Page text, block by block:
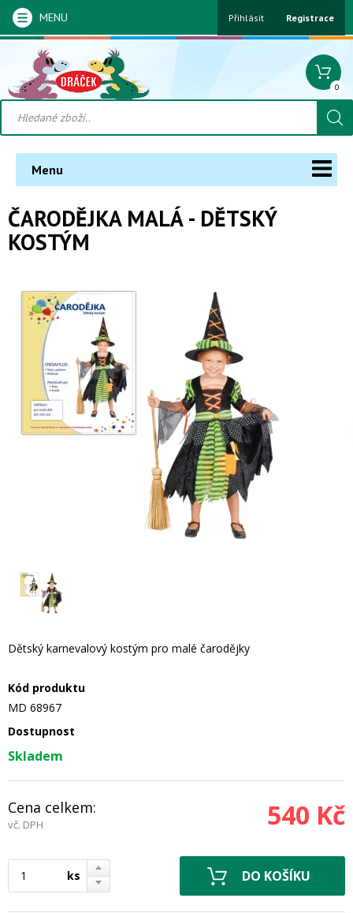
MENU Přihlásit Registrace
0
Menu
ČARODĚJKA MALÁ - DĚTSKÝ
KOSTÝM
Dětský karnevalový kostým pro malé čarodějky
Kód produktu
MD 68967
Dostupnost
Skladem
Cena celkem:
vč. DPH 540 Kč
ks